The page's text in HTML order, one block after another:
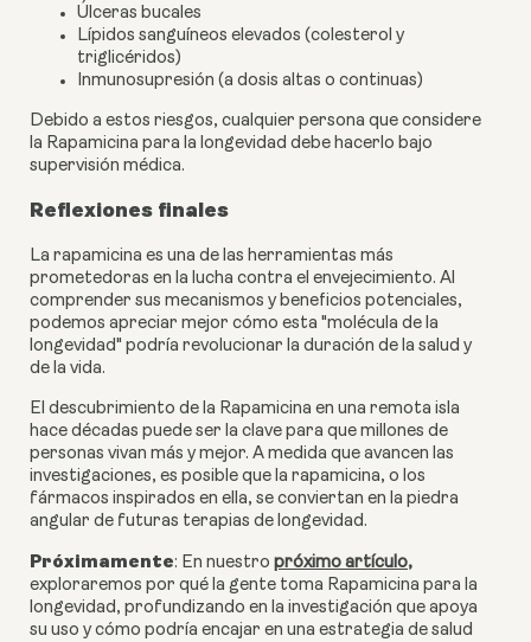
Úlceras bucales
Lípidos sanguíneos elevados (colesterol y
triglicéridos)
Inmunosupresión (a dosis altas o continuas)
Debido a estos riesgos, cualquier persona que considere
la Rapamicina para la longevidad debe hacerlo bajo
supervisión médica.
Reflexiones finales
La rapamicina es una de las herramientas más
prometedoras en la lucha contra el envejecimiento. Al
comprender sus mecanismos y beneficios potenciales,
podemos apreciar mejor cómo esta "molécula de la
longevidad" podría revolucionar la duración de la salud y
de la vida.
El descubrimiento de la Rapamicina en una remota isla
hace décadas puede ser la clave para que millones de
personas vivan más y mejor. A medida que avancen las
investigaciones, es posible que la rapamicina, o los
fármacos inspirados en ella, se conviertan en la piedra
angular de futuras terapias de longevidad.
Próximamente: En nuestro próximo artículo,
exploraremos por qué la gente toma Rapamicina para la
longevidad, profundizando en la investigación que apoya
su uso y cómo podría encajar en una estrategia de salud